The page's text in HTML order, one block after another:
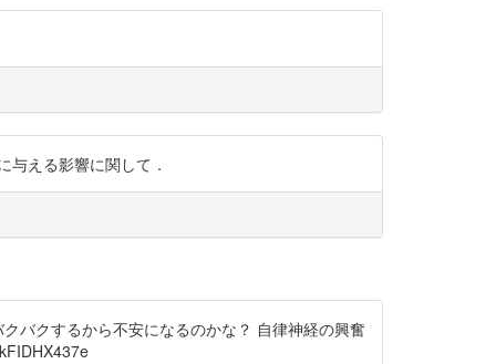
える影響に関して．
バクするから不安になるのかな？ 自律神経の興奮